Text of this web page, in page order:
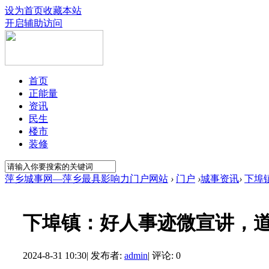
设为首页收藏本站
开启辅助访问
首页
正能量
资讯
民生
楼市
装修
萍乡城事网—萍乡最具影响力门户网站 › 门户 ›城事资讯› 下埠
下埠镇：好人事迹微宣讲，
2024-8-31 10:30| 发布者: admin| 评论: 0